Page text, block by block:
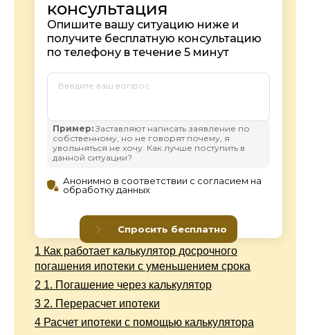
1 Как работает калькулятор досрочного
погашения ипотеки с уменьшением срока
2 1. Погашение через калькулятор
3 2. Перерасчет ипотеки
4 Расчет ипотеки с помощью калькулятора